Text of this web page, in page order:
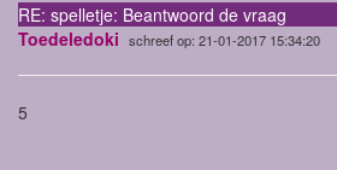
RE: spelletje: Beantwoord de vraag
Toedeledoki schreef op: 21-01-2017 15:34:20
5